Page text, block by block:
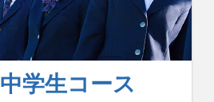
中学生コース